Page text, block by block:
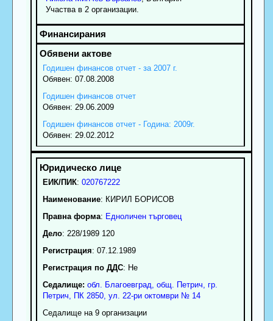
Участва в 2 организации.
Годишен финансов отчет - за 2007 г.
Обявен: 07.08.2008
Годишен финансов отчет
Обявен: 29.06.2009
Годишен финансов отчет - Година: 2009г.
Обявен: 29.02.2012
ЕИК/ПИК: 020767222
Наименование: КИРИЛ БОРИСОВ
Правна форма: Едноличен търговец
Дело: 228/1989 120
Регистрация: 07.12.1989
Регистрация по ДДС: Нe
Седалище: обл. Благоевград общ. Петрич гр.
Петрич , ПК 2850, ул. 22-ри октомври № 14
Седалище на 9 организации